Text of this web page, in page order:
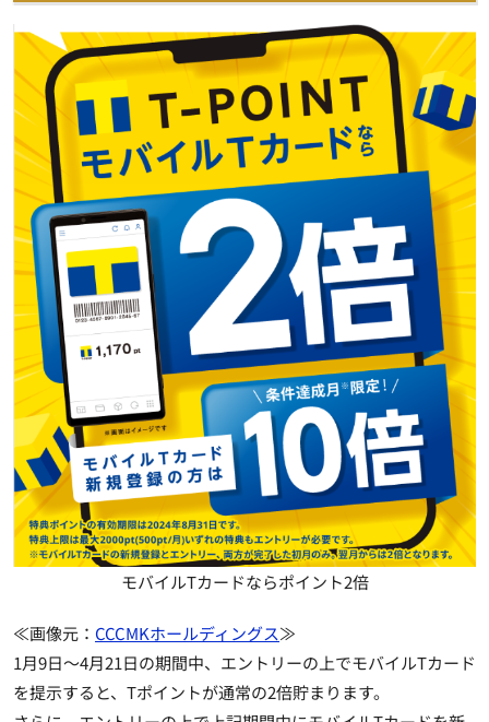
モバイルTカードならポイント2倍
≪画像元： CCCMKホールディングス≫
1月9日～4月21日の期間中、エントリーの上でモバイルTカード
を提示すると、Tポイントが通常の2倍貯まります。